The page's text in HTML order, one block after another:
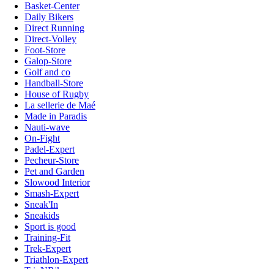
Basket-Center
Daily Bikers
Direct Running
Direct-Volley
Foot-Store
Galop-Store
Golf and co
Handball-Store
House of Rugby
La sellerie de Maé
Made in Paradis
Nauti-wave
On-Fight
Padel-Expert
Pecheur-Store
Pet and Garden
Slowood Interior
Smash-Expert
Sneak'In
Sneakids
Sport is good
Training-Fit
Trek-Expert
Triathlon-Expert